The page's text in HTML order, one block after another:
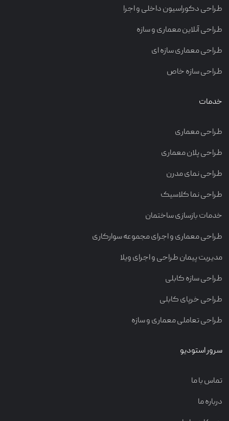
طراحی دکوراسیون داخلی و اجرا
طراحی آنلاین معماری و سازه
طراحی معماری سازه ای
طراحی سازه خاص
خدمات
طراحی معماری
طراحی پلان معماری
طراحی نمای مدرن
طراحی نما کلاسیک
خدمات بازسازی ساختمان
طراحی معماری و اجرای مجموعه سوارکاری
مدیریت پیمان طراحی و اجرای ویلا
طراحی سازه کابلی
طراحی خرپای کابلی
طراحی تعاملی معماری و سازه
سرور استودیو
تماس با ما
درباره ما